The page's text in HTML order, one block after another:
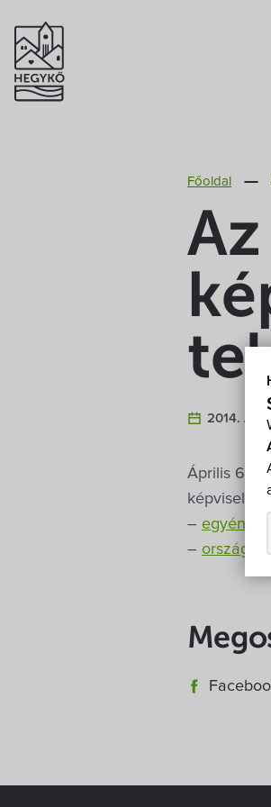
Főoldal
2014.
Április 6-
– egyéni
– országos